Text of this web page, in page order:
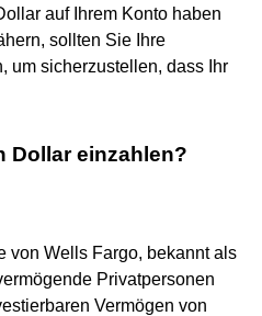
auf Ihrem Konto haben
sollten Sie Ihre
um sicherzustellen, dass Ihr
Dollar einzahlen?
von Wells Fargo, bekannt als
Privatpersonen
Vermögen von